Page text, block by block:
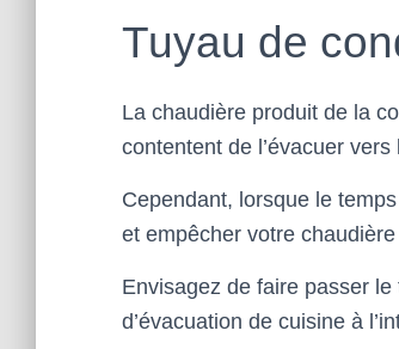
Tuyau de
La chaudière produit de la
contentent de l’évacuer
Cependant, lorsque le
et empêcher votre
Envisagez de faire passer
d’évacuation de cuisine à